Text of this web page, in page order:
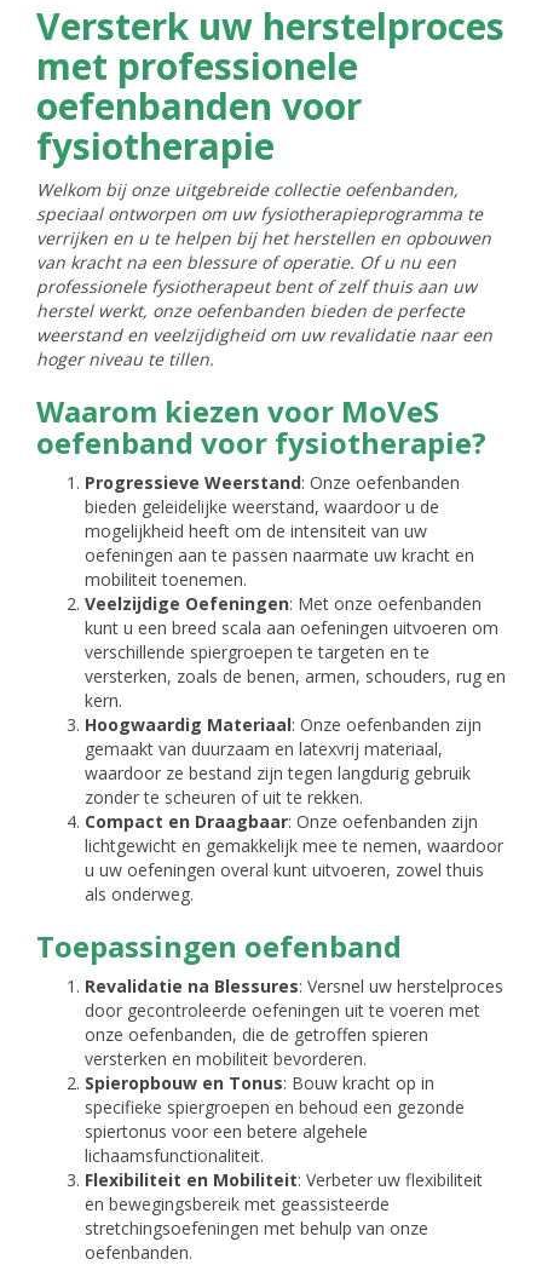
Versterk uw herstelproces
met professionele
oefenbanden voor
fysiotherapie
Welkom bij onze uitgebreide collectie oefenbanden,
speciaal ontworpen om uw fysiotherapieprogramma te
verrijken en u te helpen bij het herstellen en opbouwen
van kracht na een blessure of operatie. Of u nu een
professionele fysiotherapeut bent of zelf thuis aan uw
herstel werkt, onze oefenbanden bieden de perfecte
weerstand en veelzijdigheid om uw revalidatie naar een
hoger niveau te tillen.
Waarom kiezen voor MoVeS
oefenband voor fysiotherapie?
Progressieve Weerstand: Onze oefenbanden
bieden geleidelijke weerstand, waardoor u de
mogelijkheid heeft om de intensiteit van uw
oefeningen aan te passen naarmate uw kracht en
mobiliteit toenemen.
Veelzijdige Oefeningen: Met onze oefenbanden
kunt u een breed scala aan oefeningen uitvoeren om
verschillende spiergroepen te targeten en te
versterken, zoals de benen, armen, schouders, rug en
kern.
Hoogwaardig Materiaal: Onze oefenbanden zijn
gemaakt van duurzaam en latexvrij materiaal,
waardoor ze bestand zijn tegen langdurig gebruik
zonder te scheuren of uit te rekken.
Compact en Draagbaar: Onze oefenbanden zijn
lichtgewicht en gemakkelijk mee te nemen, waardoor
u uw oefeningen overal kunt uitvoeren, zowel thuis
als onderweg.
Toepassingen oefenband
Revalidatie na Blessures: Versnel uw herstelproces
door gecontroleerde oefeningen uit te voeren met
onze oefenbanden, die de getroffen spieren
versterken en mobiliteit bevorderen.
Spieropbouw en Tonus: Bouw kracht op in
specifieke spiergroepen en behoud een gezonde
spiertonus voor een betere algehele
lichaamsfunctionaliteit.
Flexibiliteit en Mobiliteit: Verbeter uw flexibiliteit
en bewegingsbereik met geassisteerde
stretchingsoefeningen met behulp van onze
oefenbanden.